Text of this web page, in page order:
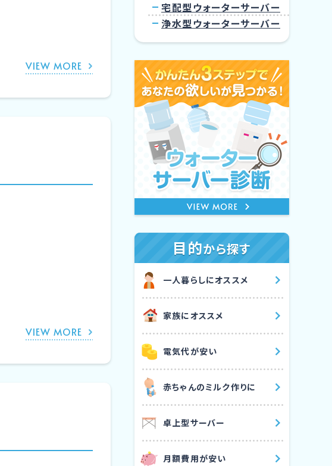
VIEW MORE
VIEW MORE
宅配型ウォーターサーバー
浄水型ウォーターサーバー
目的から探す
⼀⼈暮らしにオススメ
家族にオススメ
電気代が安い
⾚ちゃんのミルク作りに
卓上型サーバー
⽉額費⽤が安い